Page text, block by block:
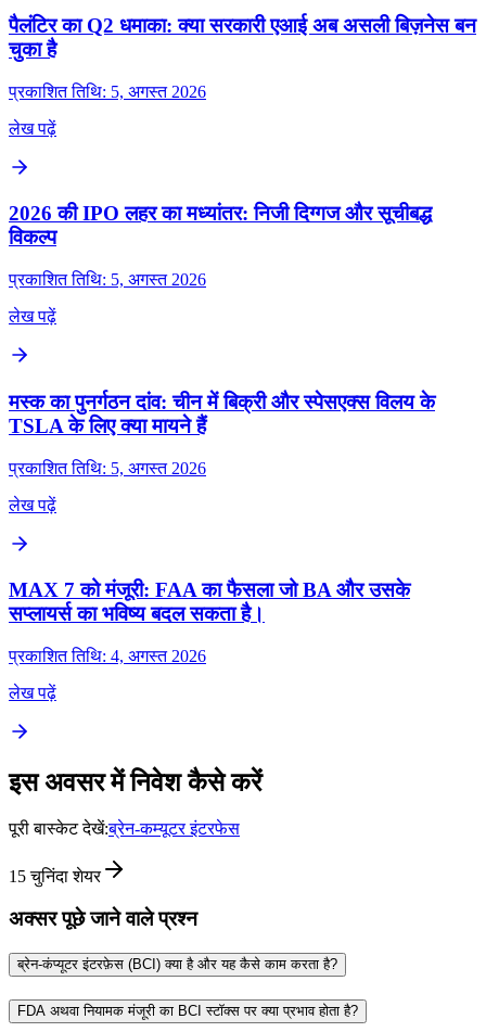
पैलंटिर का Q2 धमाका: क्या सरकारी एआई अब असली बिज़नेस बन
चुका है
प्रकाशित तिथि: 5, अगस्त 2026
लेख पढ़ें
2026 की IPO लहर का मध्यांतर: निजी दिग्गज और सूचीबद्ध
विकल्प
प्रकाशित तिथि: 5, अगस्त 2026
लेख पढ़ें
मस्क का पुनर्गठन दांव: चीन में बिक्री और स्पेसएक्स विलय के
TSLA के लिए क्या मायने हैं
प्रकाशित तिथि: 5, अगस्त 2026
लेख पढ़ें
MAX 7 को मंजूरी: FAA का फैसला जो BA और उसके
सप्लायर्स का भविष्य बदल सकता है।
प्रकाशित तिथि: 4, अगस्त 2026
लेख पढ़ें
इस अवसर में निवेश कैसे करें
पूरी बास्केट देखें:ब्रेन-कम्यूटर इंटरफेस
15 चुनिंदा शेयर
अक्सर पूछे जाने वाले प्रश्न
ब्रेन-कंप्यूटर इंटरफ़ेस (BCI) क्या है और यह कैसे काम करता है?
FDA अथवा नियामक मंजूरी का BCI स्टॉक्स पर क्या प्रभाव होता है?